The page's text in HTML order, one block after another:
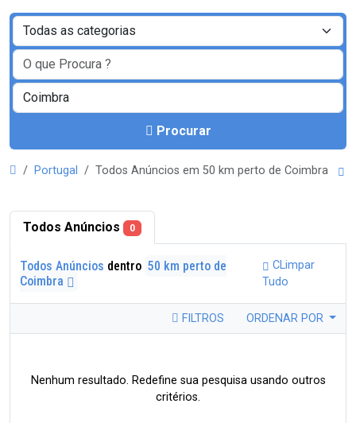
Procurar
Portugal Todos Anúncios em 50 km perto de Coimbra
Todos Anúncios 0
Todos Anúncios dentro 50 km perto de
Coimbra
CLimpar
Tudo
FILTROS ORDENAR POR
Nenhum resultado. Redefine sua pesquisa usando outros
critérios.